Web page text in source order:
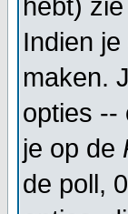
hebt)
Indien
maken.
opties --
je op de
de poll,